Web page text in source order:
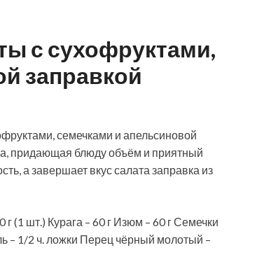
с сухофруктами,
заправкой
семечками и апельсиновой
придающая блюду объём и приятный
а завершает вкус салата заправка из
(1 шт.) Курага – 60 г Изюм – 60 г Семечки
– 1/2 ч. ложки Перец чёрный молотый –